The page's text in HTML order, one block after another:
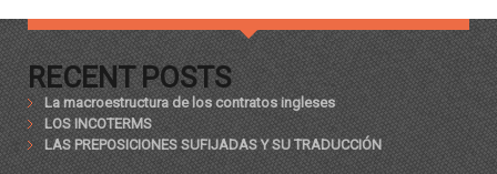
RECENT POSTS
La macroestructura de los contratos ingleses
LOS INCOTERMS
LAS PREPOSICIONES SUFIJADAS Y SU TRADUCCIÓN